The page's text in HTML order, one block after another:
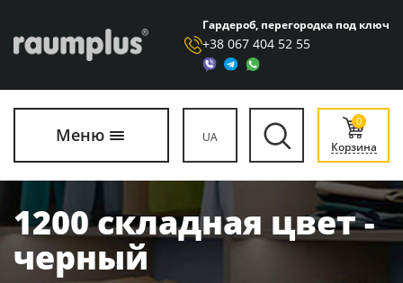
Гардероб, перегородка под ключ
+38 067 404 52 55
Меню UA
0
Корзина
1200 складная цвет -
черный